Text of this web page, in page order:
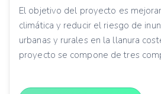
El objetivo del proyecto es
climática y reducir el riesgo de
urbanas y rurales en la llanura
proyecto se compone de tres